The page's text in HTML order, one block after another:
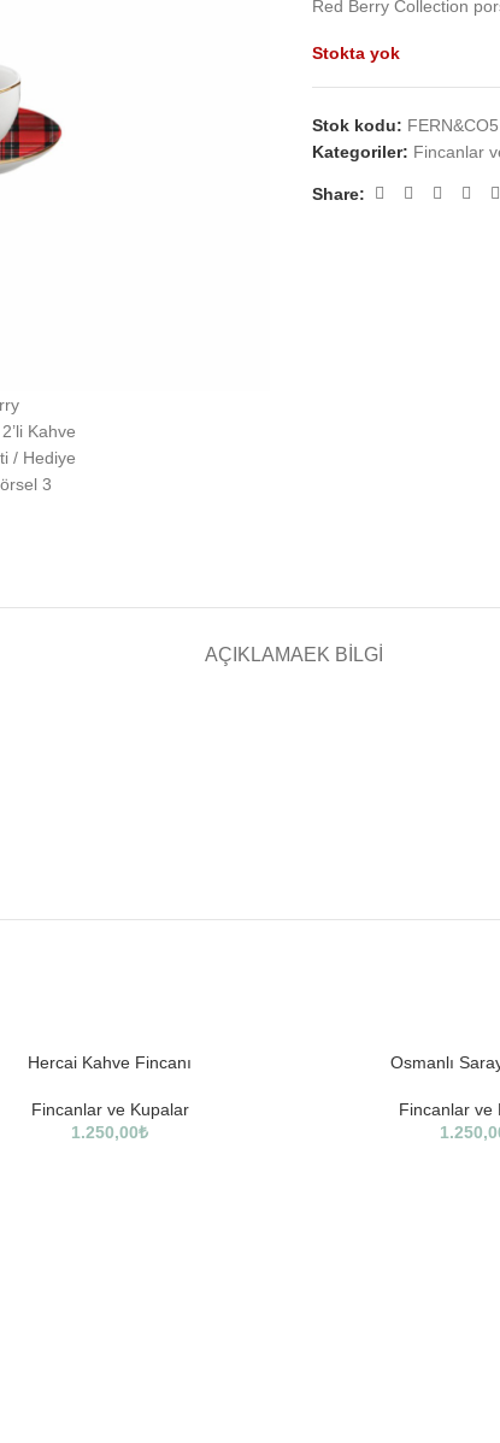
Red Berry Collection
Stokta yok
Stok kodu: FERN&CO5
Kategoriler: Fincanlar
Share:
AÇIKLAMAEK BILGI
Hercai Kahve Fincanı
Fincanlar ve Kupalar
1.250,00₺
Osmanlı
Fincanlar ve